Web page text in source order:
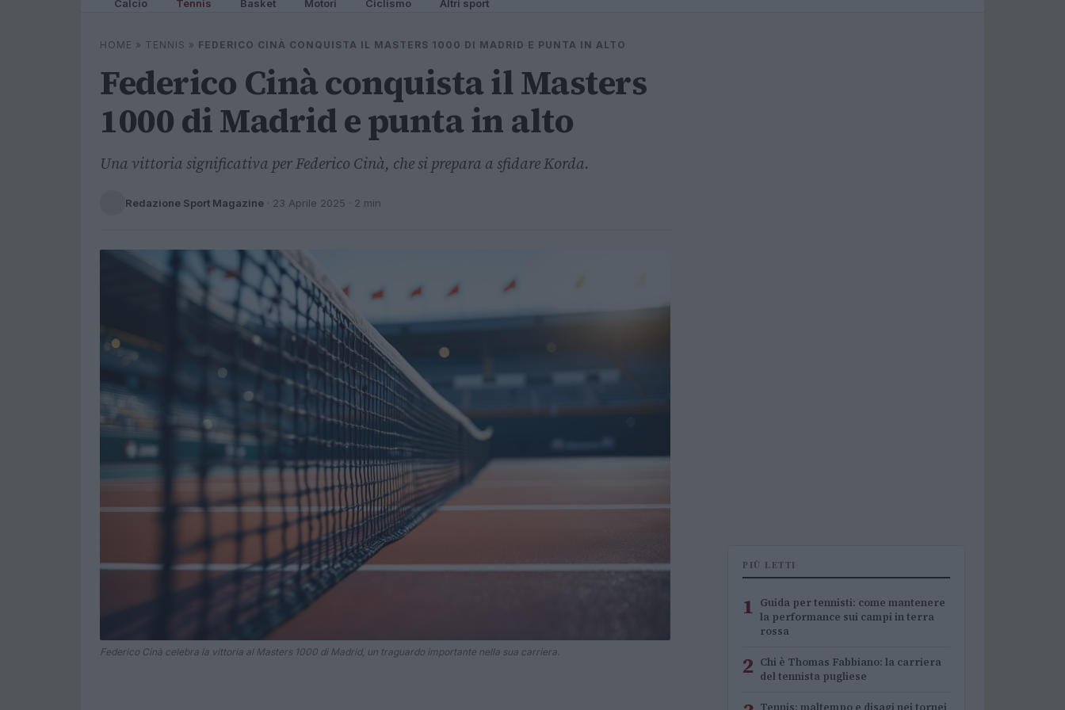
Calcio Tennis Basket Motori Ciclismo Altri sport
HOME » TENNIS » FEDERICO CINÀ CONQUISTA IL MASTERS 1000 DI MADRID E PUNTA IN ALTO
Federico Cinà conquista il Masters
1000 di Madrid e punta in alto
Una vittoria significativa per Federico Cinà, che si prepara a sfidare Korda.
Redazione Sport Magazine · 23 Aprile 2025 · 2 min
Federico Cinà celebra la vittoria al Masters 1000 di Madrid, un traguardo importante nella sua carriera.
PIÙ LETTI
1 Guida per tennisti: come mantenere
la performance sui campi in terra
rossa
2 Chi è Thomas Fabbiano: la carriera
del tennista pugliese
Tennis: maltempo e disagi nei tornei